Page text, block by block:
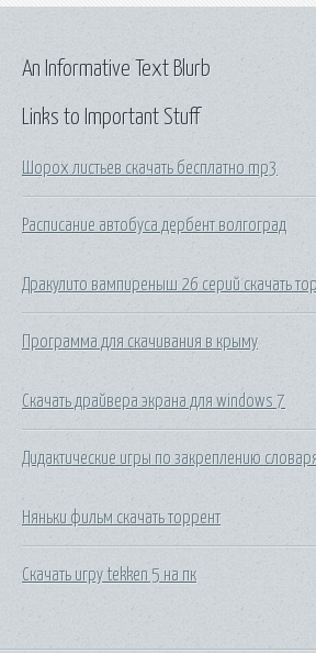
Links to Important Stuff
Шорох листьев скачать бесплатно mp3
Расписание автобуса дербент волгоград
Дракулито вампиреныш 26 серий скачать
Программа для скачивания в крыму
Скачать драйвера экрана для windows 7
Дидактические игры по закреплению
Няньки фильм скачать торрент
Скачать игру tekken 5 на пк
An Informative Text Blurb